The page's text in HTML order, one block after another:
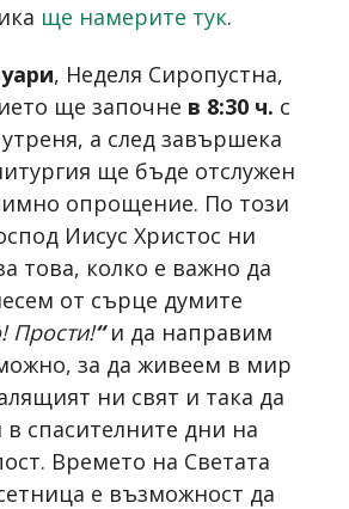
ще намерите тук.
, Неделя Сиропустна,
ще започне в 8:30 ч. с
а след завършека
ще бъде отслужен
опрощение. По този
Иисус Христос ни
това, колко е важно да
от сърце думите
Прости!“и да направим
за да живеем в мир
ни свят и така да
спасителните дни на
Времето на Светата
е възможност да